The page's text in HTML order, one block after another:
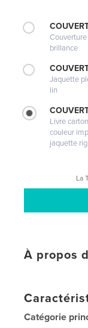
brillance
Jaquette
lin
Livre
couleur
jaquette
La
À propos
Catégorie